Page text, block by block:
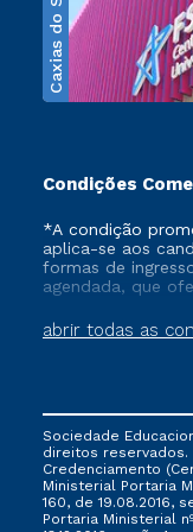
Caxias do Sul
Condições
abrir todas as
*A condição
aplica-se aos
formas de
agendada, que
que ainda não
cancelado ou
FIES, Prouni e
não se acumula
ofertada pela
Sociedade
direitos reservados.
Credenciamento
Ministerial Portaria
160, de 19.08.2016,
Portaria Ministerial nº